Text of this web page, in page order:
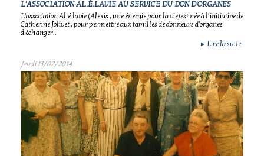
L'ASSOCIATION AL.É.LAVIE AU SERVICE DU DON D'ORGANES
L'association Al.é.lavie (Alexis , une énergie pour la vie)est née à l’initiative de
Catherine Jolivet , pour permettre aux familles de donneurs d'organes
d'échanger..
► Lire la suite
Jeudi 13/02/2014